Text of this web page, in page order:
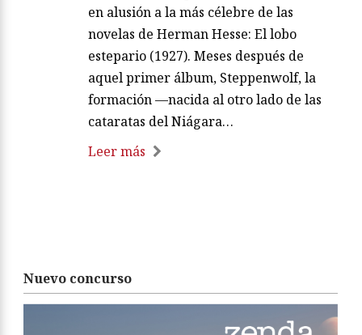
en alusión a la más célebre de las
novelas de Herman Hesse: El lobo
estepario (1927). Meses después de
aquel primer álbum, Steppenwolf, la
formación —nacida al otro lado de las
cataratas del Niágara…
Leer más
Nuevo concurso